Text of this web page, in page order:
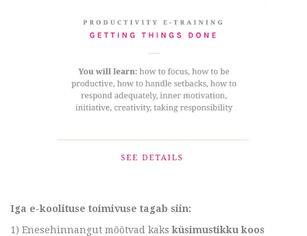
Iga e-koolituse toimivuse tagab siin:
1) Enesehinnangut mõõtvad kaks küsimustikku koos